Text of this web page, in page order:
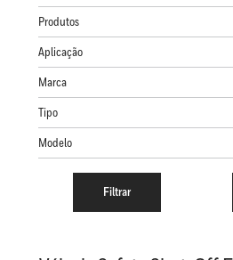
Produtos
Aplicação
Marca
Tipo
Modelo